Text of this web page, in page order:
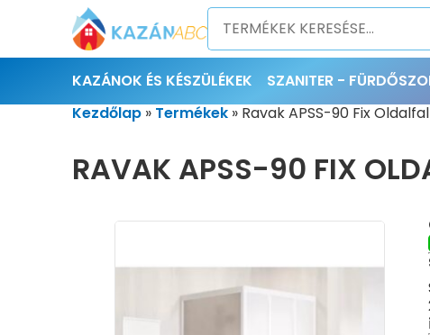
KAZÁNOK ÉS KÉSZÜLÉKEK SZANITER -
Kezdőlap » Termékek » Ravak APSS-90 Fix
RAVAK APSS-90 FIX